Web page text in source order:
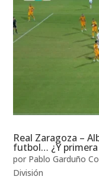
Real Zaragoza –
futbol… ¿Y primera
por Pablo Garduño
División